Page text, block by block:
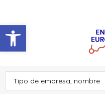
Abrir barra de herramientas